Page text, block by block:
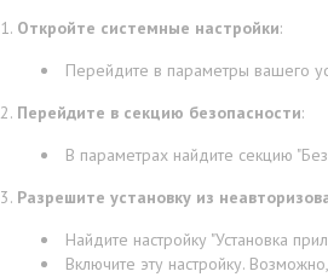
Откройте системные настройки:
Перейдите в параметры вашего
Перейдите в секцию безопасности:
В параметрах найдите секцию
Разрешите установку из
Найдите настройку "Установка
Включите эту настройку.